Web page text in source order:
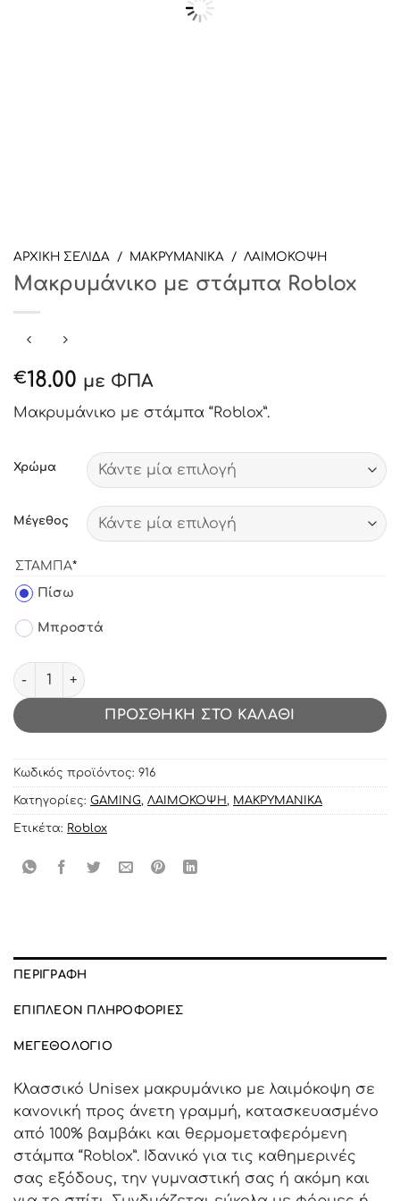
ΑΡΧΙΚΉ ΣΕΛΊΔΑ / ΜΑΚΡΥΜΑΝΙΚΑ / ΛΑΙΜΟΚΟΨΗ
Μακρυμάνικο με στάμπα Roblox
€18.00 με ΦΠΑ
Μακρυμάνικο με στάμπα “Roblox”.
Χρώμα
Μέγεθος
ΣΤΆΜΠΑ*(REQUIRED)
label_11
Πίσω
label_12
Μπροστά
Μακρυμάνικο με στάμπα Roblox ποσότητα
ΠΡΟΣΘΉΚΗ ΣΤΟ ΚΑΛΆΘΙ
Κωδικός προϊόντος: 916
Κατηγορίες: GAMING, ΛΑΙΜΟΚΟΨΗ, ΜΑΚΡΥΜΑΝΙΚΑ
Ετικέτα: Roblox
ΠΕΡΙΓΡΑΦΉ
ΕΠΙΠΛΈΟΝ ΠΛΗΡΟΦΟΡΊΕΣ
ΜΕΓΕΘΟΛΌΓΙΟ
Κλασσικό Unisex μακρυμάνικο με λαιμόκοψη σε
κανονική προς άνετη γραμμή, κατασκευασμένο
από 100% βαμβάκι και θερμομεταφερόμενη
στάμπα “Roblox”. Ιδανικό για τις καθημερινές
σας εξόδους, την γυμναστική σας ή ακόμη και